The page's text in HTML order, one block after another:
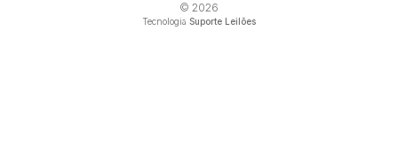
© 2026
Tecnologia Suporte Leilões